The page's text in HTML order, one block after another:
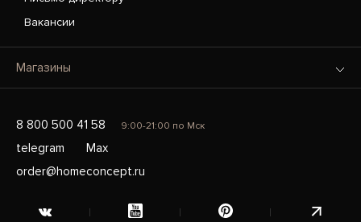
Вакансии
Магазины
8 800 500 41 58 9:00-21:00 по Мск
telegram
Max
order@homeconcept.ru